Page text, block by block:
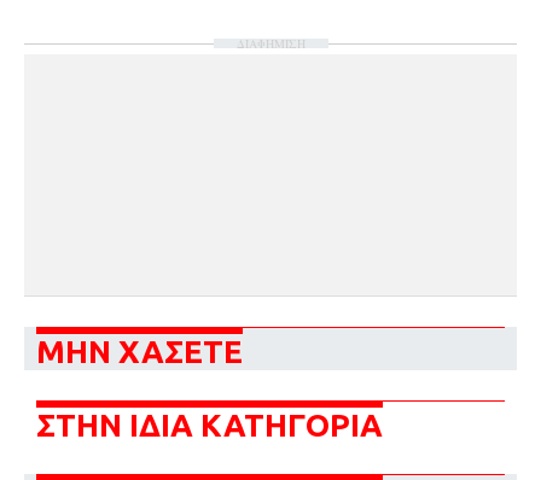
ΔΙΑΦΗΜΙΣΗ
ΜΗΝ ΧΑΣΕΤΕ
ΣΤΗΝ ΙΔΙΑ ΚΑΤΗΓΟΡΙΑ